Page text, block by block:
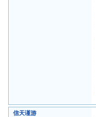
信天谨游